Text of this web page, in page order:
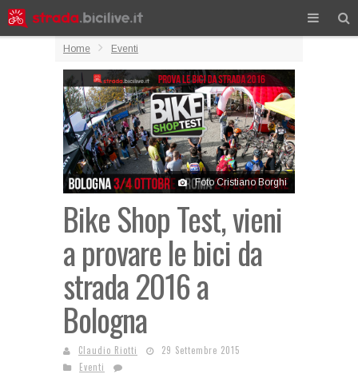
Home Eventi
Foto Cristiano Borghi
Bike Shop Test, vieni
a provare le bici da
strada 2016 a
Bologna
Claudio Riotti
29 Settembre 2015
Eventi